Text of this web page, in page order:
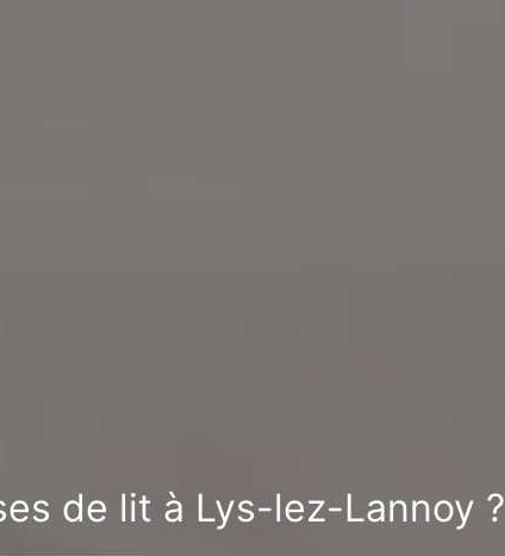
de lit à Lys-lez-Lannoy ?